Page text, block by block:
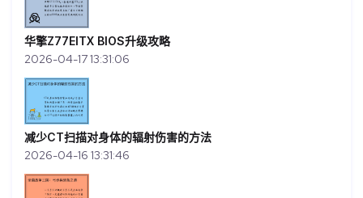
华擎Z77EITX BIOS升级攻略
2026-04-17 13:31:06
减少CT扫描对身体的辐射伤害的方法
2026-04-16 13:31:46